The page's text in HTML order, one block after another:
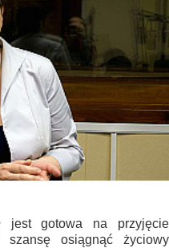
jest gotowa na przyjęcie
szansę osiągnąć życiowy